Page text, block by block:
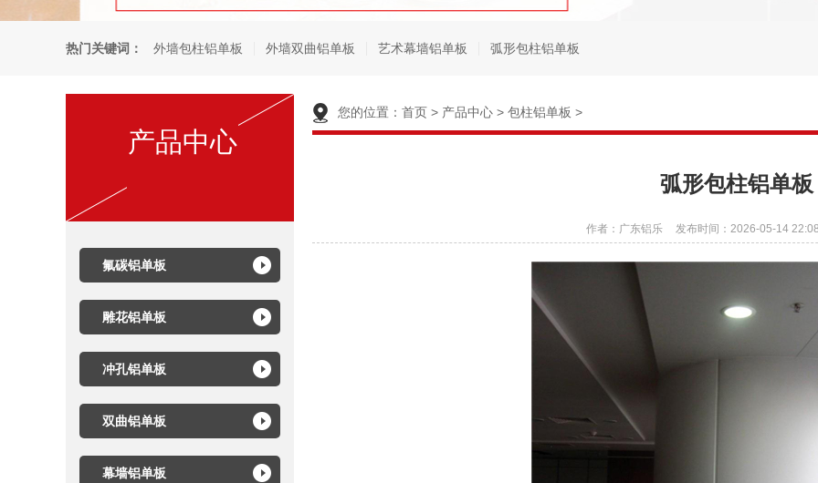
热门关键词： 外墙包柱铝单板 外墙双曲铝单板 艺术幕墙铝单板 弧形包柱铝单板
产品中心
氟碳铝单板
雕花铝单板
冲孔铝单板
双曲铝单板
幕墙铝单板
您的位置： 首页 > 产品中心 > 包柱铝单板 >
弧形包柱铝单板
作者：广东铝乐 发布时间：2026-05-14